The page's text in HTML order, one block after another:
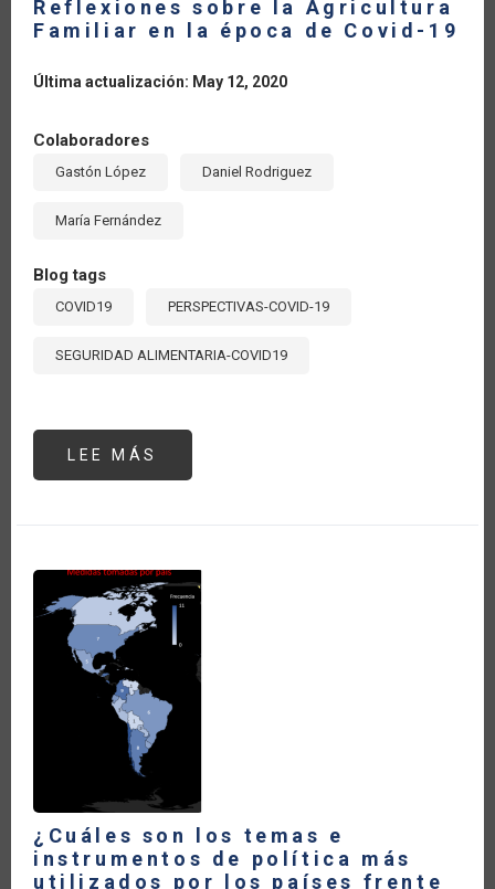
Reflexiones sobre la Agricultura
Familiar en la época de Covid-19
Última actualización: May 12, 2020
Colaboradores
Gastón López Daniel Rodriguez
María Fernández
Blog tags
COVID19 PERSPECTIVAS-COVID-19
SEGURIDAD ALIMENTARIA-COVID19
LEE MÁS
SOBRE
ÉPOCA
DE
COVID-
19
¿Cuáles son los temas e
instrumentos de política más
utilizados por los países frente